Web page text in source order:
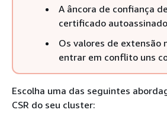
A âncora de confiança
certificado
Os valores de extensão
entrar em conflito uns
Escolha uma das seguintes
CSR do seu cluster: